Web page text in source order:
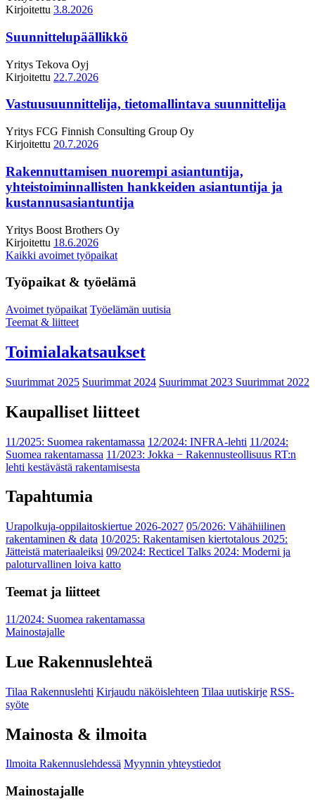
Kirjoitettu 3.8.2026
Suunnittelupäällikkö
Yritys Tekova Oyj
Kirjoitettu 22.7.2026
Vastuusuunnittelija, tietomallintava suunnittelija
Yritys FCG Finnish Consulting Group Oy
Kirjoitettu 20.7.2026
Rakennuttamisen nuorempi asiantuntija,
yhteistoiminnallisten hankkeiden asiantuntija ja
kustannusasiantuntija
Yritys Boost Brothers Oy
Kirjoitettu 18.6.2026
Kaikki avoimet työpaikat
Työpaikat & työelämä
Avoimet työpaikat Työelämän uutisia
Teemat & liitteet
Toimialakatsaukset
Suurimmat 2025 Suurimmat 2024 Suurimmat 2023 Suurimmat 2022
Kaupalliset liitteet
11/2025: Suomea rakentamassa 12/2024: INFRA-lehti 11/2024:
Suomea rakentamassa 11/2023: Jokka − Rakennusteollisuus RT:n
lehti kestävästä rakentamisesta
Tapahtumia
Urapolkuja-oppilaitoskiertue 2026-2027 05/2026: Vähähiilinen
rakentaminen & data 10/2025: Rakentamisen kiertotalous 2025:
Jätteistä materiaaleiksi 09/2024: Recticel Talks 2024: Moderni ja
paloturvallinen loiva katto
Teemat ja liitteet
11/2024: Suomea rakentamassa
Mainostajalle
Lue Rakennuslehteä
Tilaa Rakennuslehti Kirjaudu näköislehteen Tilaa uutiskirje RSS-
syöte
Mainosta & ilmoita
Ilmoita Rakennuslehdessä Myynnin yhteystiedot
Mainostajalle